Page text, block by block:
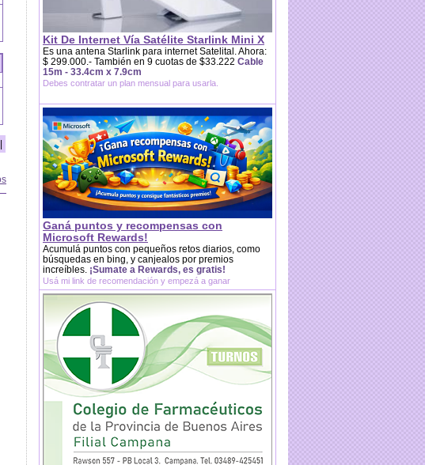
Kit De Internet Vía Satélite Starlink Mini X
Es una antena Starlink para internet Satelital. Ahora:
$ 299.000.- También en 9 cuotas de $33.222 Cable
15m - 33.4cm x 7.9cm
Debes contratar un plan mensual para usarla.
Ganá puntos y recompensas con
Microsoft Rewards!
Acumulá puntos con pequeños retos diarios, como
búsquedas en bing, y canjealos por premios
increíbles. ¡Sumate a Rewards, es gratis!
Usá mi link de recomendación y empezá a ganar